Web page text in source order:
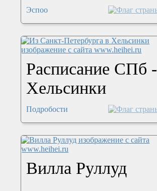
Эспоо
Расписание СПб -
Хельсинки
Подробости
Вилла Руллуд